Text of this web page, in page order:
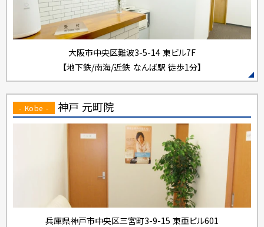
大阪市中央区難波3-5-14 東ビル7F
【地下鉄/南海/近鉄 なんば駅 徒歩1分】
- Kobe - 神戸 元町院
兵庫県神戸市中央区三宮町3-9-15東亜ビル601